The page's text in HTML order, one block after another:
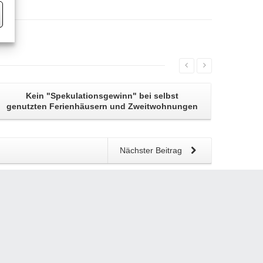
Kein "Spekulationsgewinn" bei selbst
genutzten Ferienhäusern und Zweitwohnungen
Nächster Beitrag